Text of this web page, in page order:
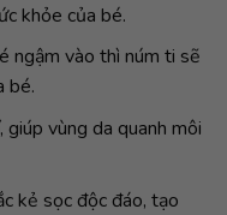
khỏe của bé.
ngậm vào thì núm ti sẽ
bé.
vùng da quanh môi
kẻ sọc độc đáo, tạo